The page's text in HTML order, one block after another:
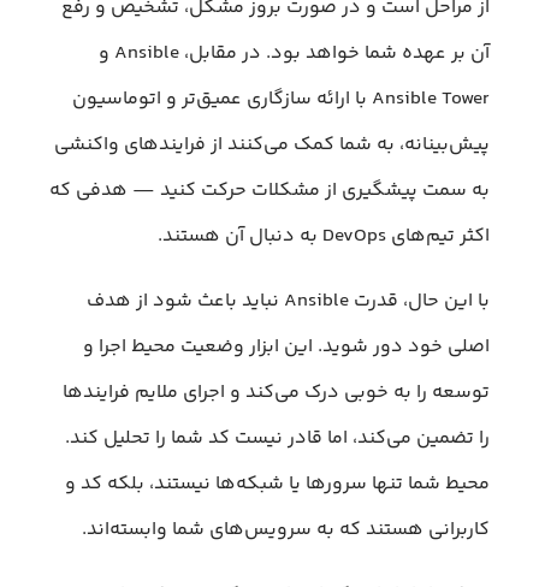
از مراحل است و در صورت بروز مشکل، تشخیص و رفع
آن بر عهده شما خواهد بود. در مقابل، Ansible و
Ansible Tower با ارائه سازگاری عمیق‌تر و اتوماسیون
پیش‌بینانه، به شما کمک می‌کنند از فرایندهای واکنشی
به سمت پیشگیری از مشکلات حرکت کنید — هدفی که
اکثر تیم‌های DevOps به دنبال آن هستند.
با این حال، قدرت Ansible نباید باعث شود از هدف
اصلی خود دور شوید. این ابزار وضعیت محیط اجرا و
توسعه را به خوبی درک می‌کند و اجرای ملایم فرایندها
را تضمین می‌کند، اما قادر نیست کد شما را تحلیل کند.
محیط شما تنها سرورها یا شبکه‌ها نیستند، بلکه کد و
کاربرانی هستند که به سرویس‌های شما وابسته‌اند.